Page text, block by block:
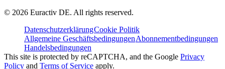
© 2026 Euractiv DE. All rights reserved.
DatenschutzerklärungCookie Politik
Allgemeine GeschäftsbedingungenAbonnementbedingungen
Handelsbedingungen
This site is protected by reCAPTCHA, and the Google Privacy
Policy and Terms of Service apply.